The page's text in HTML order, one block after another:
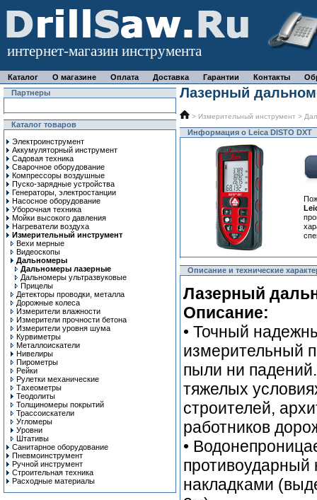
интернет-магазин инструмента
Каталог О магазине Оплата Доставка Гарантии Контакты
Партнеры
Каталог товаров
Электроинструмент
Аккумуляторный инструмент
Садовая техника
Сварочное оборудование
Компрессоры воздушные
Пуско-зарядные устройства
Генераторы, электростанции
Насосное оборудование
Уборочная техника
Мойки высокого давления
Нагреватели воздуха
Измерительный инструмент
Вехи мерные
Видеоскопы
Дальномеры
Дальномеры лазерные
Дальномеры ультразвуковые
Прицелы
Детекторы проводки, металла
Дорожные колеса
Измерители влажности
Измерители прочности бетона
Измерители уровня шума
Курвиметры
Металлоискатели
Нивелиры
Пирометры
Рейки
Рулетки механические
Тахеометры
Теодолиты
Толщиномеры покрытий
Трассоискатели
Угломеры
Уровни
Штативы
Санитарное оборудование
Пневмоинструмент
Ручной инcтрумент
Строительная техника
Расходные материалы
Лазерный
> Измерительный инструмент >
Информация о Leica DISTO DXT
Описание и технические
Лазерный
Описание:
• Точный
измерительный
пыли ни
тяжелых
строителей,
работников
•
противоударный
накладками